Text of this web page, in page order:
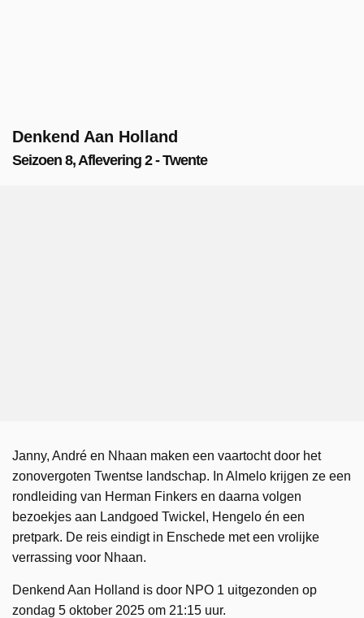
Denkend Aan Holland
Seizoen 8, Aflevering 2 - Twente
Janny, André en Nhaan maken een vaartocht door het
zonovergoten Twentse landschap. In Almelo krijgen ze een
rondleiding van Herman Finkers en daarna volgen
bezoekjes aan Landgoed Twickel, Hengelo én een
pretpark. De reis eindigt in Enschede met een vrolijke
verrassing voor Nhaan.
Denkend Aan Holland is door NPO 1 uitgezonden op
zondag 5 oktober 2025 om 21:15 uur.